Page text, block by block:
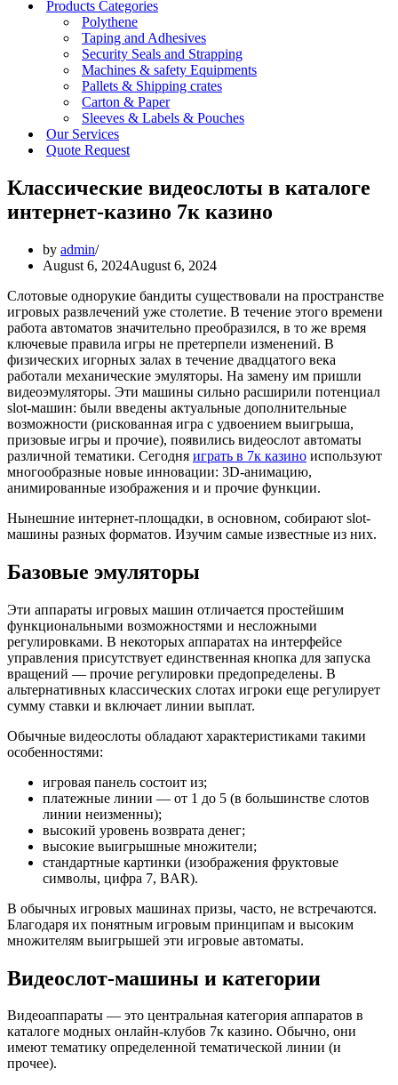
Products Categories
Polythene
Taping and Adhesives
Security Seals and Strapping
Machines & safety Equipments
Pallets & Shipping crates
Carton & Paper
Sleeves & Labels & Pouches
Our Services
Quote Request
Классические видеослоты в каталоге
интернет-казино 7к казино
by admin
August 6, 2024August 6, 2024
Слотовые однорукие бандиты существовали на пространстве
игровых развлечений уже столетие. В течение этого времени
работа автоматов значительно преобразился, в то же время
ключевые правила игры не претерпели изменений. В
физических игорных залах в течение двадцатого века
работали механические эмуляторы. На замену им пришли
видеоэмуляторы. Эти машины сильно расширили потенциал
slot-машин: были введены актуальные дополнительные
возможности (рискованная игра с удвоением выигрыша,
призовые игры и прочие), появились видеослот автоматы
различной тематики. Сегодня играть в 7к казино используют
многообразные новые инновации: 3D-анимацию,
анимированные изображения и и прочие функции.
Нынешние интернет-площадки, в основном, собирают slot-
машины разных форматов. Изучим самые известные из них.
Базовые эмуляторы
Эти аппараты игровых машин отличается простейшим
функциональными возможностями и несложными
регулировками. В некоторых аппаратах на интерфейсе
управления присутствует единственная кнопка для запуска
вращений — прочие регулировки предопределены. В
альтернативных классических слотах игроки еще регулирует
сумму ставки и включает линии выплат.
Обычные видеослоты обладают характеристиками такими
особенностями:
игровая панель состоит из;
платежные линии — от 1 до 5 (в большинстве слотов
линии неизменны);
высокий уровень возврата денег;
высокие выигрышные множители;
стандартные картинки (изображения фруктовые
символы, цифра 7, BAR).
В обычных игровых машинах призы, часто, не встречаются.
Благодаря их понятным игровым принципам и высоким
множителям выигрышей эти игровые автоматы.
Видеослот-машины и категории
Видеоаппараты — это центральная категория аппаратов в
каталоге модных онлайн-клубов 7к казино. Обычно, они
имеют тематику определенной тематической линии (и
прочее).